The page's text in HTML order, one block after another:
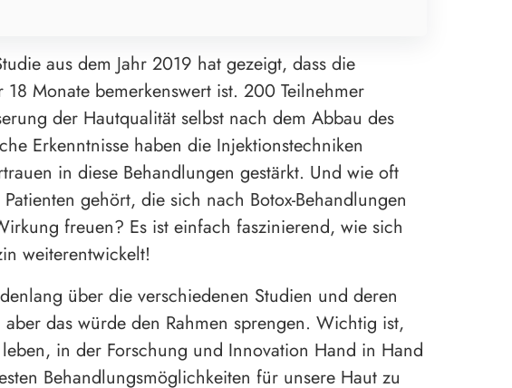
aus dem Jahr 2019 hat gezeigt, dass die
Monate bemerkenswert ist. 200 Teilnehmer
der Hautqualität selbst nach dem Abbau des
Erkenntnisse haben die Injektionstechniken
in diese Behandlungen gestärkt. Und wie oft
gehört, die sich nach Botox-Behandlungen
freuen? Es ist einfach faszinierend, wie sich
weiterentwickelt!
über die verschiedenen Studien und deren
das würde den Rahmen sprengen. Wichtig ist,
in der Forschung und Innovation Hand in Hand
Behandlungsmöglichkeiten für unsere Haut zu